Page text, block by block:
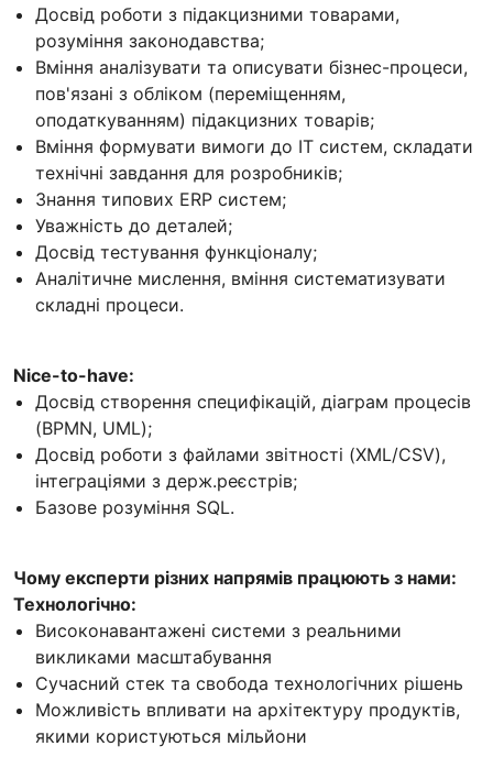
Досвід роботи з підакцизними товарами,
розуміння законодавства;
Вміння аналізувати та описувати бізнес-процеси,
пов'язані з обліком (переміщенням,
оподаткуванням) підакцизних товарів;
Вміння формувати вимоги до IT систем, складати
технічні завдання для розробників;
Знання типових ERP систем;
Уважність до деталей;
Досвід тестування функціоналу;
Аналітичне мислення, вміння систематизувати
складні процеси.
Nice-to-have:
Досвід створення специфікацій, діаграм процесів
(BPMN, UML);
Досвід роботи з файлами звітності (XML/CSV),
інтеграціями з держ.реєстрів;
Базове розуміння SQL.
Чому експерти різних напрямів працюють з нами:
Технологічно:
Високонавантажені системи з реальними
викликами масштабування
Сучасний стек та свобода технологічних рішень
Можливість впливати на архітектуру продуктів,
якими користуються мільйони